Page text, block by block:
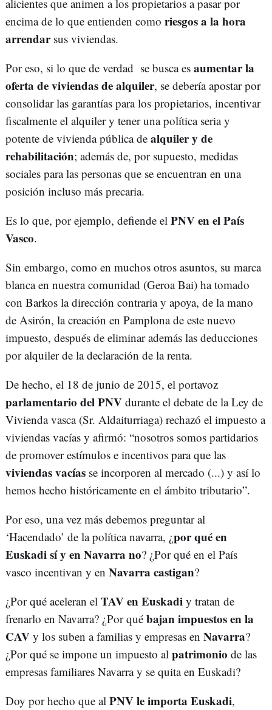
alicientes que animen a los propietarios a pasar por
encima de lo que entienden como riesgos a la hora
arrendarsus viviendas.
Por eso, si lo que de verdad se busca es aumentar la
oferta de viviendas de alquiler, se debería apostar por
consolidar las garantías para los propietarios, incentivar
fiscalmente el alquiler y tener una política seria y
potente de vivienda pública de alquiler y de
rehabilitación; además de, por supuesto, medidas
sociales para las personas que se encuentran en una
posición incluso más precaria.
Es lo que, por ejemplo, defiende el PNV en el País
Vasco.
Sin embargo, como en muchos otros asuntos, su marca
blanca en nuestra comunidad (Geroa Bai) ha tomado
con Barkos la dirección contraria y apoya, de la mano
de Asirón, la creación en Pamplona de este nuevo
impuesto, después de eliminar además las deducciones
por alquiler de la declaración de la renta.
De hecho, el 18 de junio de 2015, el portavoz
parlamentario del PNV durante el debate de la Ley de
Vivienda vasca (Sr. Aldaiturriaga) rechazó el impuesto a
viviendas vacías y afirmó: “nosotros somos partidarios
de promover estímulos e incentivos para que las
viviendas vacías se incorporen al mercado (...) y así lo
hemos hecho históricamente en el ámbito tributario”.
Por eso, una vez más debemos preguntar al
‘Hacendado’ de la política navarra, ¿por qué en
Euskadi sí y en Navarra no? ¿Por qué en el País
vasco incentivan y en Navarra castigan?
¿Por qué aceleran el TAV en Euskadi y tratan de
frenarlo en Navarra? ¿Por qué bajan impuestos en la
CAV y los suben a familias y empresas en Navarra?
¿Por qué se impone un impuesto al patrimonio de las
empresas familiares Navarra y se quita en Euskadi?
Doy por hecho que al PNV le importa Euskadi,